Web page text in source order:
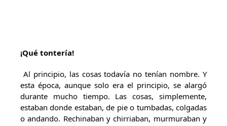
¡Qué tontería!
Al principio, las cosas todavía no tenían nombre. Y
esta época, aunque solo era el principio, se alargó
durante mucho tiempo. Las cosas, simplemente,
estaban donde estaban, de pie o tumbadas, colgadas
o andando. Rechinaban y chirriaban, murmuraban y